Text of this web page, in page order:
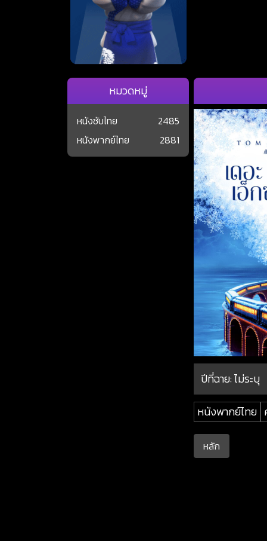
ปีที่ฉาย:ไม่ระบุ
หนังพากย์ไทย
หลัก
หมวดหมู่
หนังซับไทย
2485
หนังพากย์ไทย
2881